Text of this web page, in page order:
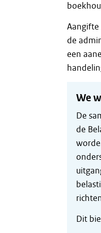
de
een
We
De
de
Dit